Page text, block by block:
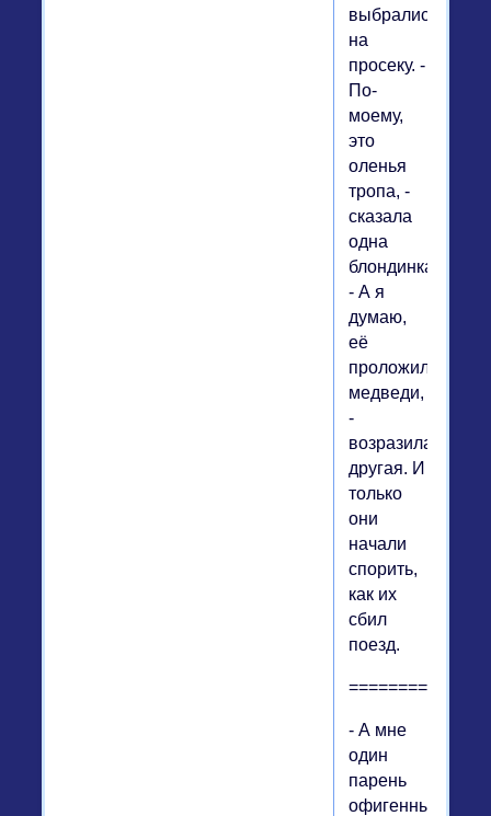
выбрались
на
просеку. -
По-
моему,
это
оленья
тропа, -
сказала
одна
блондинка.
- А я
думаю,
её
проложили
медведи,
-
возразила
другая. И
только
они
начали
спорить,
как их
сбил
поезд.
- А мне
один
парень
офигенный